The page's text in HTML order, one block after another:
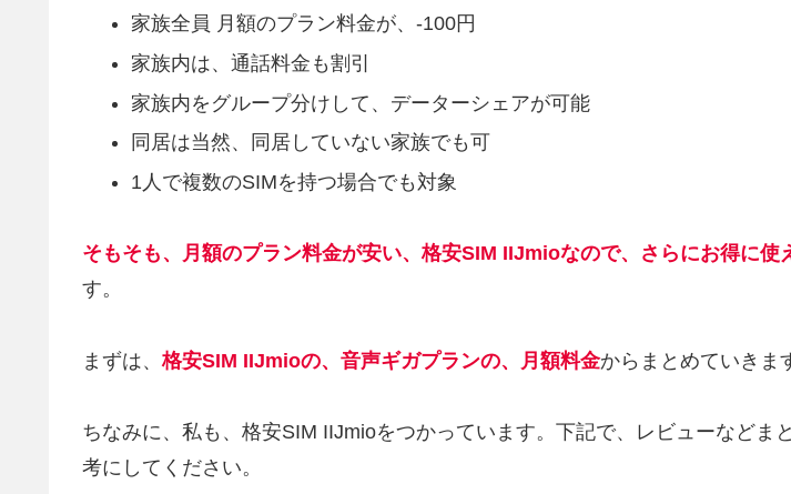
家族全員 月額のプラン料金が、-100円
家族内は、通話料金も割引
家族内をグループ分けして、データーシェアが可能
同居は当然、同居していない家族でも可
1人で複数のSIMを持つ場合でも対象
そもそも、月額のプラン料金が安い、格安SIM IIJmioなので、さらにお得に使
す。
まずは、格安SIM IIJmioの、音声ギガプランの、月額料金からまとめていきま
ちなみに、私も、格安SIM IIJmioをつかっています。下記で、レビューなどま
考にしてください。